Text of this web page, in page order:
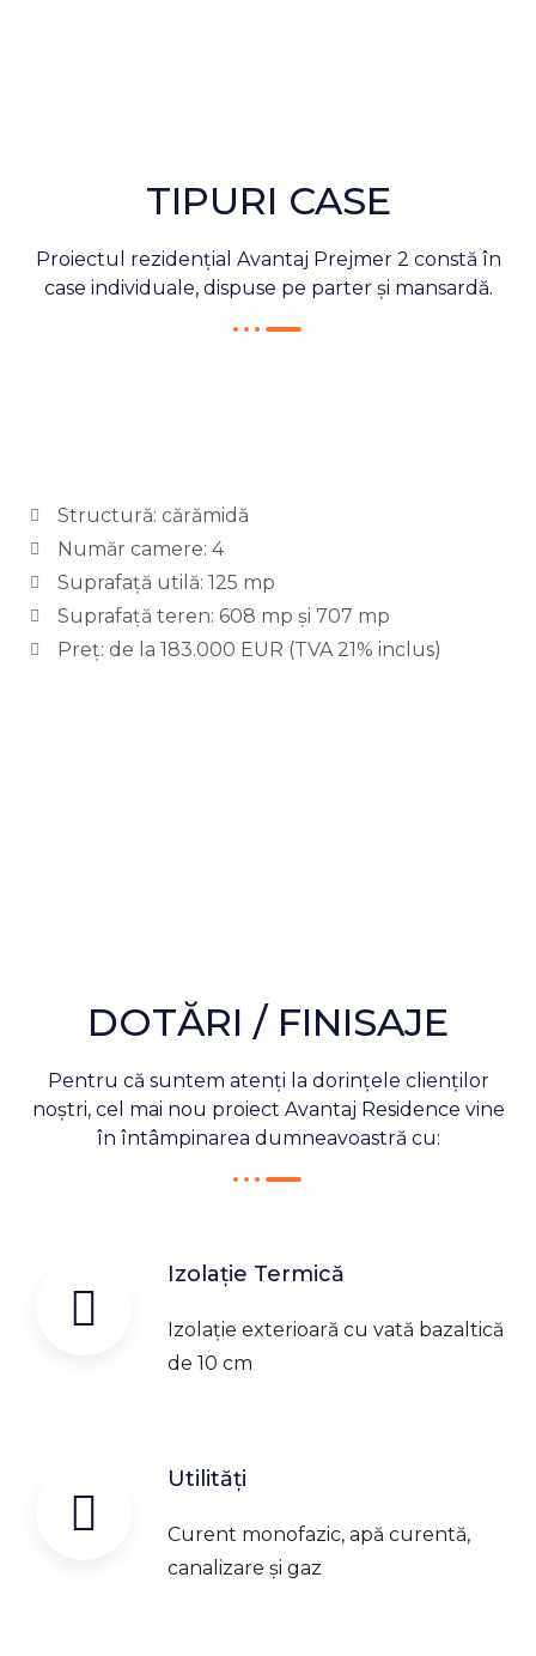
TIPURI CASE
Proiectul rezidențial Avantaj Prejmer 2 constă în
case individuale, dispuse pe parter și mansardă.
Structură: cărămidă
Număr camere: 4
Suprafață utilă: 125 mp
Suprafață teren: 608 mp și 707 mp
Preț: de la 183.000 EUR (TVA 21% inclus)
DOTĂRI / FINISAJE
Pentru că suntem atenți la dorințele clienților
noștri, cel mai nou proiect Avantaj Residence vine
în întâmpinarea dumneavoastră cu:
Izolație Termică
Izolație exterioară cu vată bazaltică
de 10 cm
Utilități
Curent monofazic, apă curentă,
canalizare și gaz